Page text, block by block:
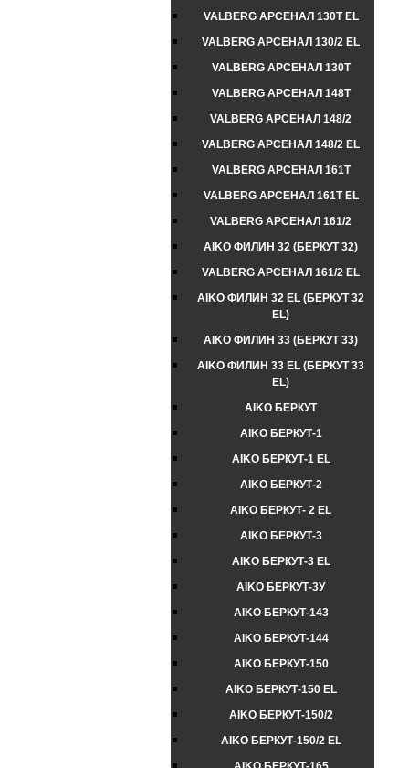
VALBERG АРСЕНАЛ 130Т EL
VALBERG АРСЕНАЛ 130/2 EL
VALBERG АРСЕНАЛ 130Т
VALBERG АРСЕНАЛ 148Т
VALBERG АРСЕНАЛ 148/2
VALBERG АРСЕНАЛ 148/2 EL
VALBERG АРСЕНАЛ 161Т
VALBERG АРСЕНАЛ 161Т EL
VALBERG АРСЕНАЛ 161/2
AIKO ФИЛИН 32 (БЕРКУТ 32)
VALBERG АРСЕНАЛ 161/2 EL
AIKO ФИЛИН 32 EL (БЕРКУТ 32
EL)
AIKO ФИЛИН 33 (БЕРКУТ 33)
AIKO ФИЛИН 33 EL (БЕРКУТ 33
EL)
AIKO БЕРКУТ
AIKO БЕРКУТ-1
AIKO БЕРКУТ-1 EL
AIKO БЕРКУТ-2
AIKO БЕРКУТ- 2 EL
AIKO БЕРКУТ-3
AIKO БЕРКУТ-3 EL
AIKO БЕРКУТ-3У
AIKO БЕРКУТ-143
AIKO БЕРКУТ-144
AIKO БЕРКУТ-150
AIKO БЕРКУТ-150 EL
AIKO БЕРКУТ-150/2
AIKO БЕРКУТ-150/2 EL